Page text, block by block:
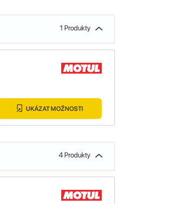
1 Produkty
UKÁZAT MOŽNOSTI
4 Produkty